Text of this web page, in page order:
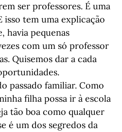
ser professores. É uma
isso tem uma explicação
havia pequenas
com um só professor
Quisemos dar a cada
passado familiar. Como
filha possa ir à escola
tão boa como qualquer
é um dos segredos da